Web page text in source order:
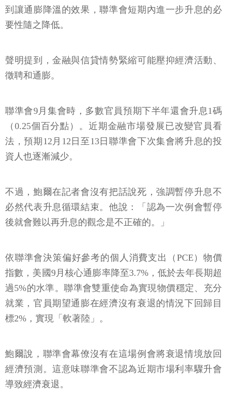
到讓通膨降溫的效果，聯準會短期內進一步升息的必
要性隨之降低。
聲明提到，金融與信貸情勢緊縮可能壓抑經濟活動、
徵聘和通膨。
聯準會9月集會時，多數官員預期下半年還會升息1碼
（0.25個百分點）。近期金融市場發展已改變官員看
法，預期12月12日至13日聯準會下次集會將升息的投
資人也逐漸減少。
不過，鮑爾在記者會沒有把話說死，強調暫停升息不
必然代表升息循環結束。他說：「認為一次例會暫停
後就會難以再升息的觀念是不正確的。」
依聯準會決策偏好參考的個人消費支出（PCE）物價
指數，美國9月核心通膨率降至3.7%，低於去年長期超
過5%的水準。聯準會雙重使命為實現物價穩定、充分
就業，官員期望通膨在經濟沒有衰退的情況下回歸目
標2%，實現「軟著陸」。
鮑爾說，聯準會幕僚沒有在這場例會將衰退情境放回
經濟預測。這意味聯準會不認為近期市場利率驟升會
導致經濟衰退。